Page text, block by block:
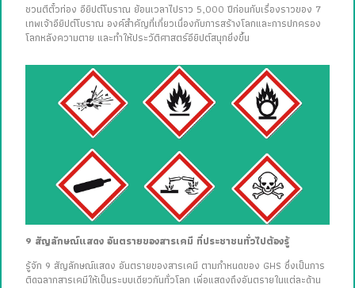
ชวนตีตั๋วท่อง อียิปต์โบราณ ย้อนเวลาไปราว 5,000 ปีก่อนกับเรื่องราวของ 7
เทพเจ้าอียิปต์โบราณ องค์สำคัญที่เกี่ยวเนื่องกับการสร้างโลกและการปกครอง
โลกหลังความตาย และทำให้ประวัติศาสตร์อียิปต์สนุกยิ่งขึ้น
9 สัญลักษณ์แสดง อันตรายของสารเคมี ที่ประชาชนทั่วไปต้องรู้
รู้จัก 9 สัญลักษณ์แสดง อันตรายของสารเคมี ตามกำหนดของ GHS ซึ่งเป็นการ
ติดฉลากสารเคมีให้เป็นระบบเดียวกันทั่วโลก เพื่อแสดงถึงอันตรายในแต่ละด้าน